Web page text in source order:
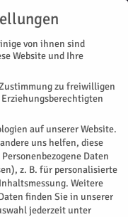
Erlebnisprogramm
von ihnen sind
Website und Ihre
zu freiwilligen
auf unserer Website.
uns helfen, diese
Personenbezogene Daten
z. B. für personalisierte
Weitere
finden Sie in unserer
jederzeit unter